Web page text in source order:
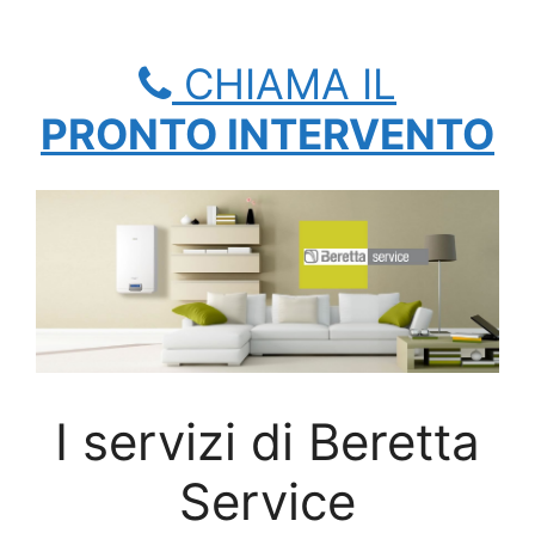
CHIAMA IL
PRONTO INTERVENTO
I servizi di Beretta
Service